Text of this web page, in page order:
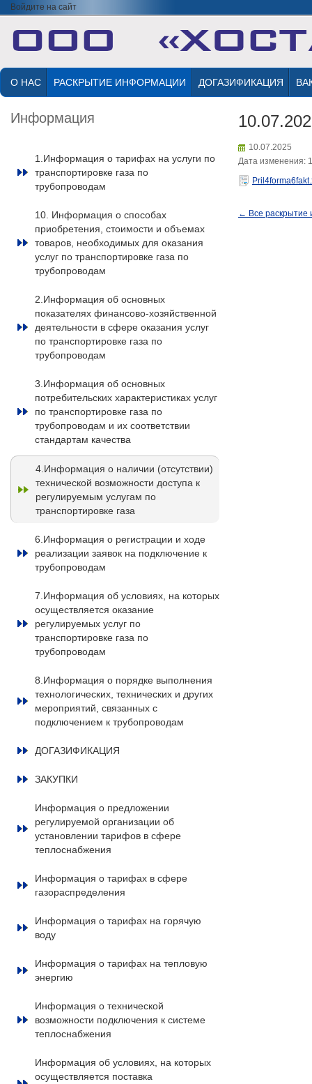
Войдите на сайт
О НАС РАСКРЫТИЕ ИНФОРМАЦИИ ДОГАЗИФИКАЦИЯ
Информация
1.Информация о тарифах на услуги по
транспортировке газа по
трубопроводам
10. Информация о способах
приобретения, стоимости и объемах
товаров, необходимых для оказания
услуг по транспортировке газа по
трубопроводам
2.Информация об основных
показателях финансово-хозяйственной
деятельности в сфере оказания услуг
по транспортировке газа по
трубопроводам
3.Информация об основных
потребительских характеристиках услуг
по транспортировке газа по
трубопроводам и их соответствии
стандартам качества
4.Информация о наличии (отсутствии)
технической возможности доступа к
регулируемым услугам по
транспортировке газа
6.Информация о регистрации и ходе
реализации заявок на подключение к
трубопроводам
7.Информация об условиях, на которых
осуществляется оказание
регулируемых услуг по
транспортировке газа по
трубопроводам
8.Информация о порядке выполнения
технологических, технических и других
мероприятий, связанных с
подключением к трубопроводам
ДОГАЗИФИКАЦИЯ
ЗАКУПКИ
Информация о предложении
регулируемой организации об
установлении тарифов в сфере
теплоснабжения
Информация о тарифах в сфере
газораспределения
Информация о тарифах на горячую
воду
Информация о тарифах на тепловую
энергию
Информация о технической
возможности подключения к системе
теплоснабжения
Информация об условиях, на которых
осуществляется поставка
10.07.2025
Дата изменения:
← Все раскрытие